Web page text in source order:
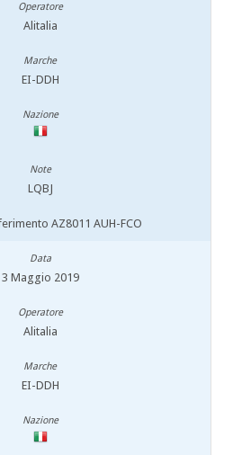
Alitalia
EI-DDH
LQBJ
AZ8011 AUH-FCO
3 Maggio 2019
Alitalia
EI-DDH